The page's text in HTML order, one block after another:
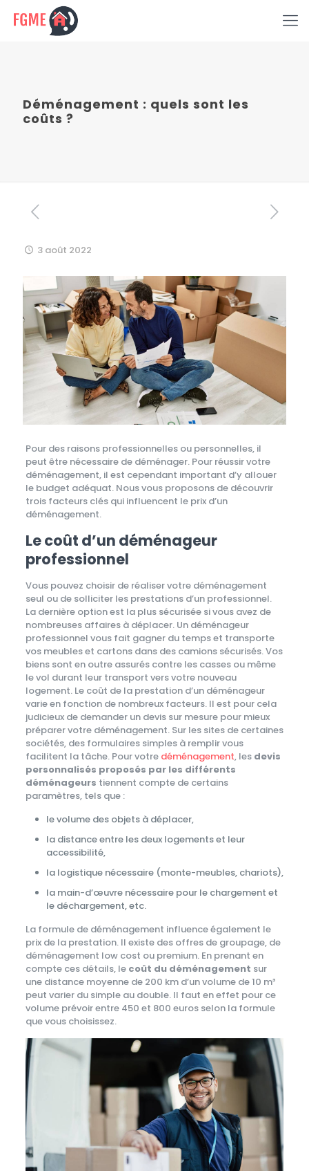
Déménagement : quels sont les
coûts ?
3 août 2022
Pour des raisons professionnelles ou personnelles, il
peut être nécessaire de déménager. Pour réussir votre
déménagement, il est cependant important d’y allouer
le budget adéquat. Nous vous proposons de découvrir
trois facteurs clés qui influencent le prix d’un
déménagement.
Le coût d’un déménageur
professionnel
Vous pouvez choisir de réaliser votre déménagement
seul ou de solliciter les prestations d’un professionnel.
La dernière option est la plus sécurisée si vous avez de
nombreuses affaires à déplacer. Un déménageur
professionnel vous fait gagner du temps et transporte
vos meubles et cartons dans des camions sécurisés. Vos
biens sont en outre assurés contre les casses ou même
le vol durant leur transport vers votre nouveau
logement. Le coût de la prestation d’un déménageur
varie en fonction de nombreux facteurs. Il est pour cela
judicieux de demander un devis sur mesure pour mieux
préparer votre déménagement. Sur les sites de certaines
sociétés, des formulaires simples à remplir vous
facilitent la tâche. Pour votre déménagement, les devis
personnalisés proposés par les différents
déménageurs tiennent compte de certains
paramètres, tels que :
le volume des objets à déplacer,
la distance entre les deux logements et leur
accessibilité,
la logistique nécessaire (monte-meubles, chariots),
la main-d’œuvre nécessaire pour le chargement et
le déchargement, etc.
La formule de déménagement influence également le
prix de la prestation. Il existe des offres de groupage, de
déménagement low cost ou premium. En prenant en
compte ces détails, le coût du déménagement sur
une distance moyenne de 200 km d’un volume de 10 m³
peut varier du simple au double. Il faut en effet pour ce
volume prévoir entre 450 et 800 euros selon la formule
que vous choisissez.